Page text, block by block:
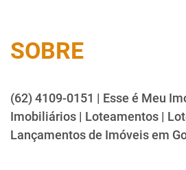
SOBRE
(62) 4109-0151 | Esse é Meu
Imobiliários | Loteamentos |
Lançamentos de Imóveis em